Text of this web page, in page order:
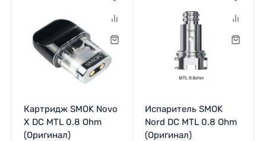
Картридж SMOK Novo
X DC MTL 0.8 Ohm
(Оригинал)
Испаритель SMOK
Nord DC MTL 0.8 Ohm
(Оригинал)